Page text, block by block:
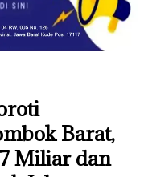
Barat,
Miliar dan